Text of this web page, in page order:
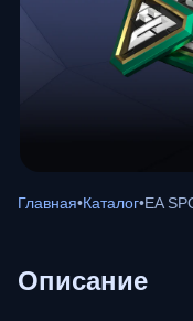
Главная•Каталог•EA
Описание